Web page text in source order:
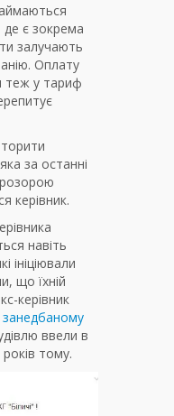
де є зокрема
залучають
Оплату
теж у тариф
за останні
керівник.
навіть
ініціювали
що їхній
керівник
занедбаному
ввели в
тому.